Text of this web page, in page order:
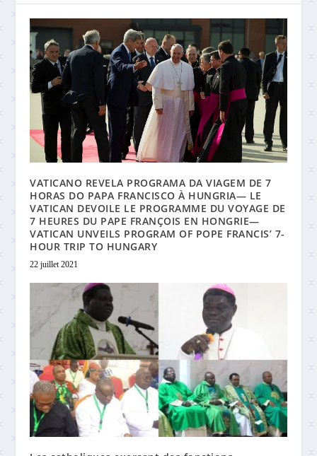
VATICANO REVELA PROGRAMA DA VIAGEM DE 7
HORAS DO PAPA FRANCISCO À HUNGRIA— LE
VATICAN DEVOILE LE PROGRAMME DU VOYAGE DE
7 HEURES DU PAPE FRANÇOIS EN HONGRIE—
VATICAN UNVEILS PROGRAM OF POPE FRANCIS’ 7-
HOUR TRIP TO HUNGARY
22 juillet 2021